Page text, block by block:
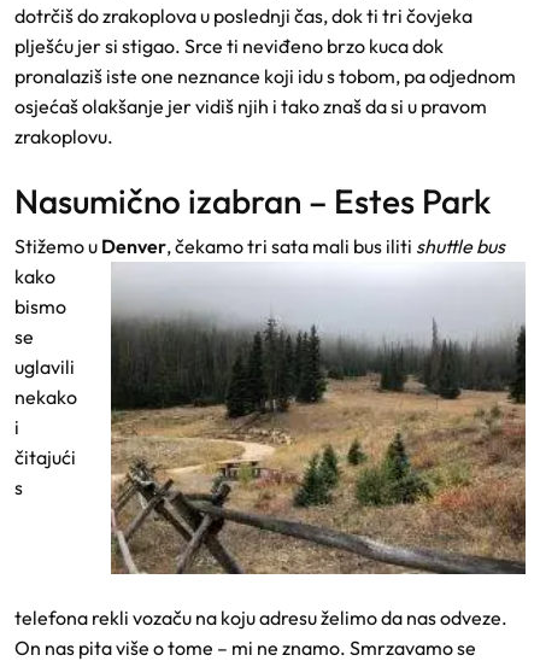
dotrčiš do zrakoplova u poslednji čas, dok ti tri čovjeka
plješću jer si stigao. Srce ti neviđeno brzo kuca dok
pronalaziš iste one neznance koji idu s tobom, pa odjednom
osjećaš olakšanje jer vidiš njih i tako znaš da si u pravom
zrakoplovu.
Nasumično izabran – Estes Park
Stižemo u Denver, čekamo tri sata mali bus iliti shuttle bus
kako
bismo
se
uglavili
nekako
i
čitajući
s
telefona rekli vozaču na koju adresu želimo da nas odveze.
On nas pita više o tome – mi ne znamo. Smrzavamo se